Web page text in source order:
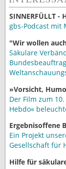
SINNERFÜLLT
gbs-Podcast mit
"Wir wollen
Säkulare
»Vorsicht,
Der Film zum
Hebdo«
Ergebnisoffene
Ein Projekt
Gesellschaft für
Hilfe für